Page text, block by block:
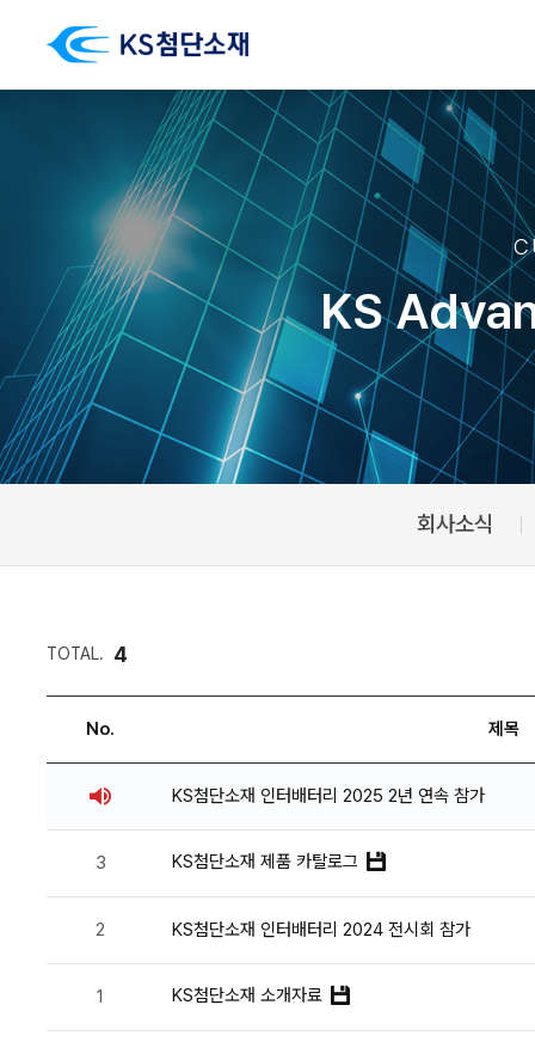
KS
회사소식
TOTAL. 4
No. 제목
KS첨단소재 인터배터리 2025 2년 연속 참가
3 KS첨단소재 제품 카탈로그
2 KS첨단소재 인터배터리 2024 전시회 참가
1 KS첨단소재 소개자료